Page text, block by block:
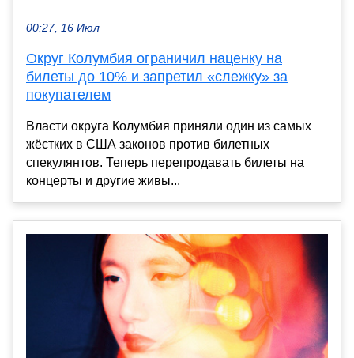
00:27, 16 Июл
Округ Колумбия ограничил наценку на
билеты до 10% и запретил «слежку» за
покупателем
Власти округа Колумбия приняли один из самых
жёстких в США законов против билетных
спекулянтов. Теперь перепродавать билеты на
концерты и другие живы...